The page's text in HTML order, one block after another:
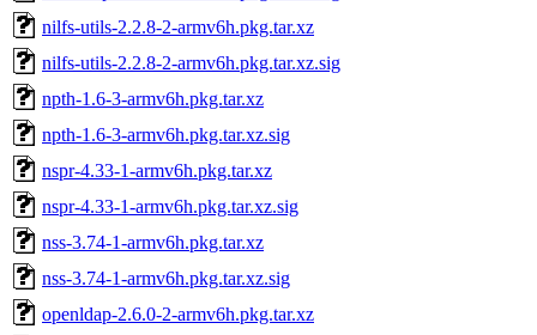
nilfs-utils-2.2.8-2-armv6h.pkg.tar.xz
nilfs-utils-2.2.8-2-armv6h.pkg.tar.xz.sig
npth-1.6-3-armv6h.pkg.tar.xz
npth-1.6-3-armv6h.pkg.tar.xz.sig
nspr-4.33-1-armv6h.pkg.tar.xz
nspr-4.33-1-armv6h.pkg.tar.xz.sig
nss-3.74-1-armv6h.pkg.tar.xz
nss-3.74-1-armv6h.pkg.tar.xz.sig
openldap-2.6.0-2-armv6h.pkg.tar.xz